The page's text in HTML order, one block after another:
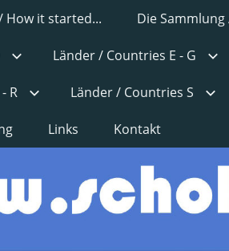
How it started... Die
Länder / Countries E - G
R Länder / Countries S
Links Kontakt